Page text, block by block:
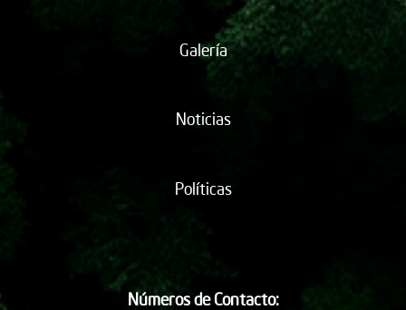
Galería
Noticias
Políticas
Números de Contacto: